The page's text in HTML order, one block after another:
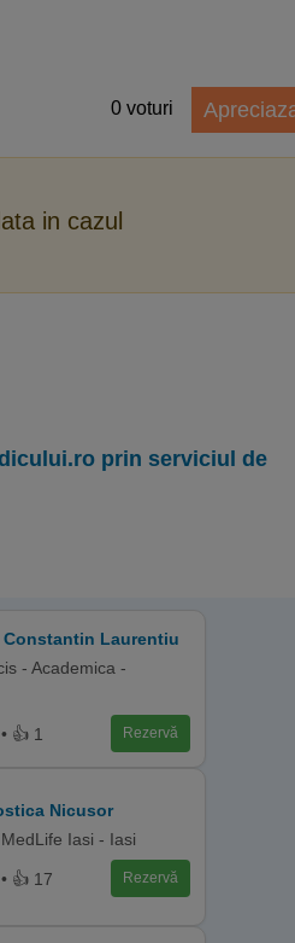
0 voturi
in cazul
prin serviciul de
Constantin Laurentiu
- Academica -
👍 1 Rezervă
Nicusor
Iasi - Iasi
👍 17 Rezervă